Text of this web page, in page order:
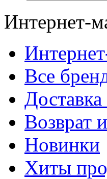
Интернет-
Все
Возврат
Новинки
Хиты